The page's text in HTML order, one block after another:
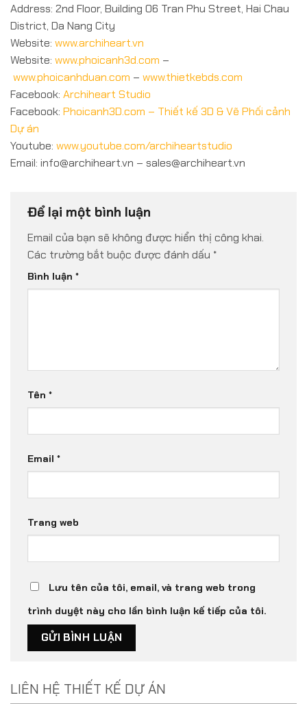
Address: 2nd Floor, Building 06 Tran Phu Street, Hai Chau
District, Da Nang City
Website: www.archiheart.vn
Website: www.phoicanh3d.com –
www.phoicanhduan.com – www.thietkebds.com
Facebook: Archiheart Studio
Facebook: Phoicanh3D.com – Thiết kế 3D & Vẽ Phối cảnh
Dự án
Youtube: www.youtube.com/archiheartstudio
Email: info@archiheart.vn – sales@archiheart.vn
Để lại một bình luận
Email của bạn sẽ không được hiển thị công khai.
Các trường bắt buộc được đánh dấu *
Bình luận *
Tên *
Email *
Trang web
Lưu tên của tôi, email, và trang web trong
trình duyệt này cho lần bình luận kế tiếp của tôi.
LIÊN HỆ THIẾT KẾ DỰ ÁN